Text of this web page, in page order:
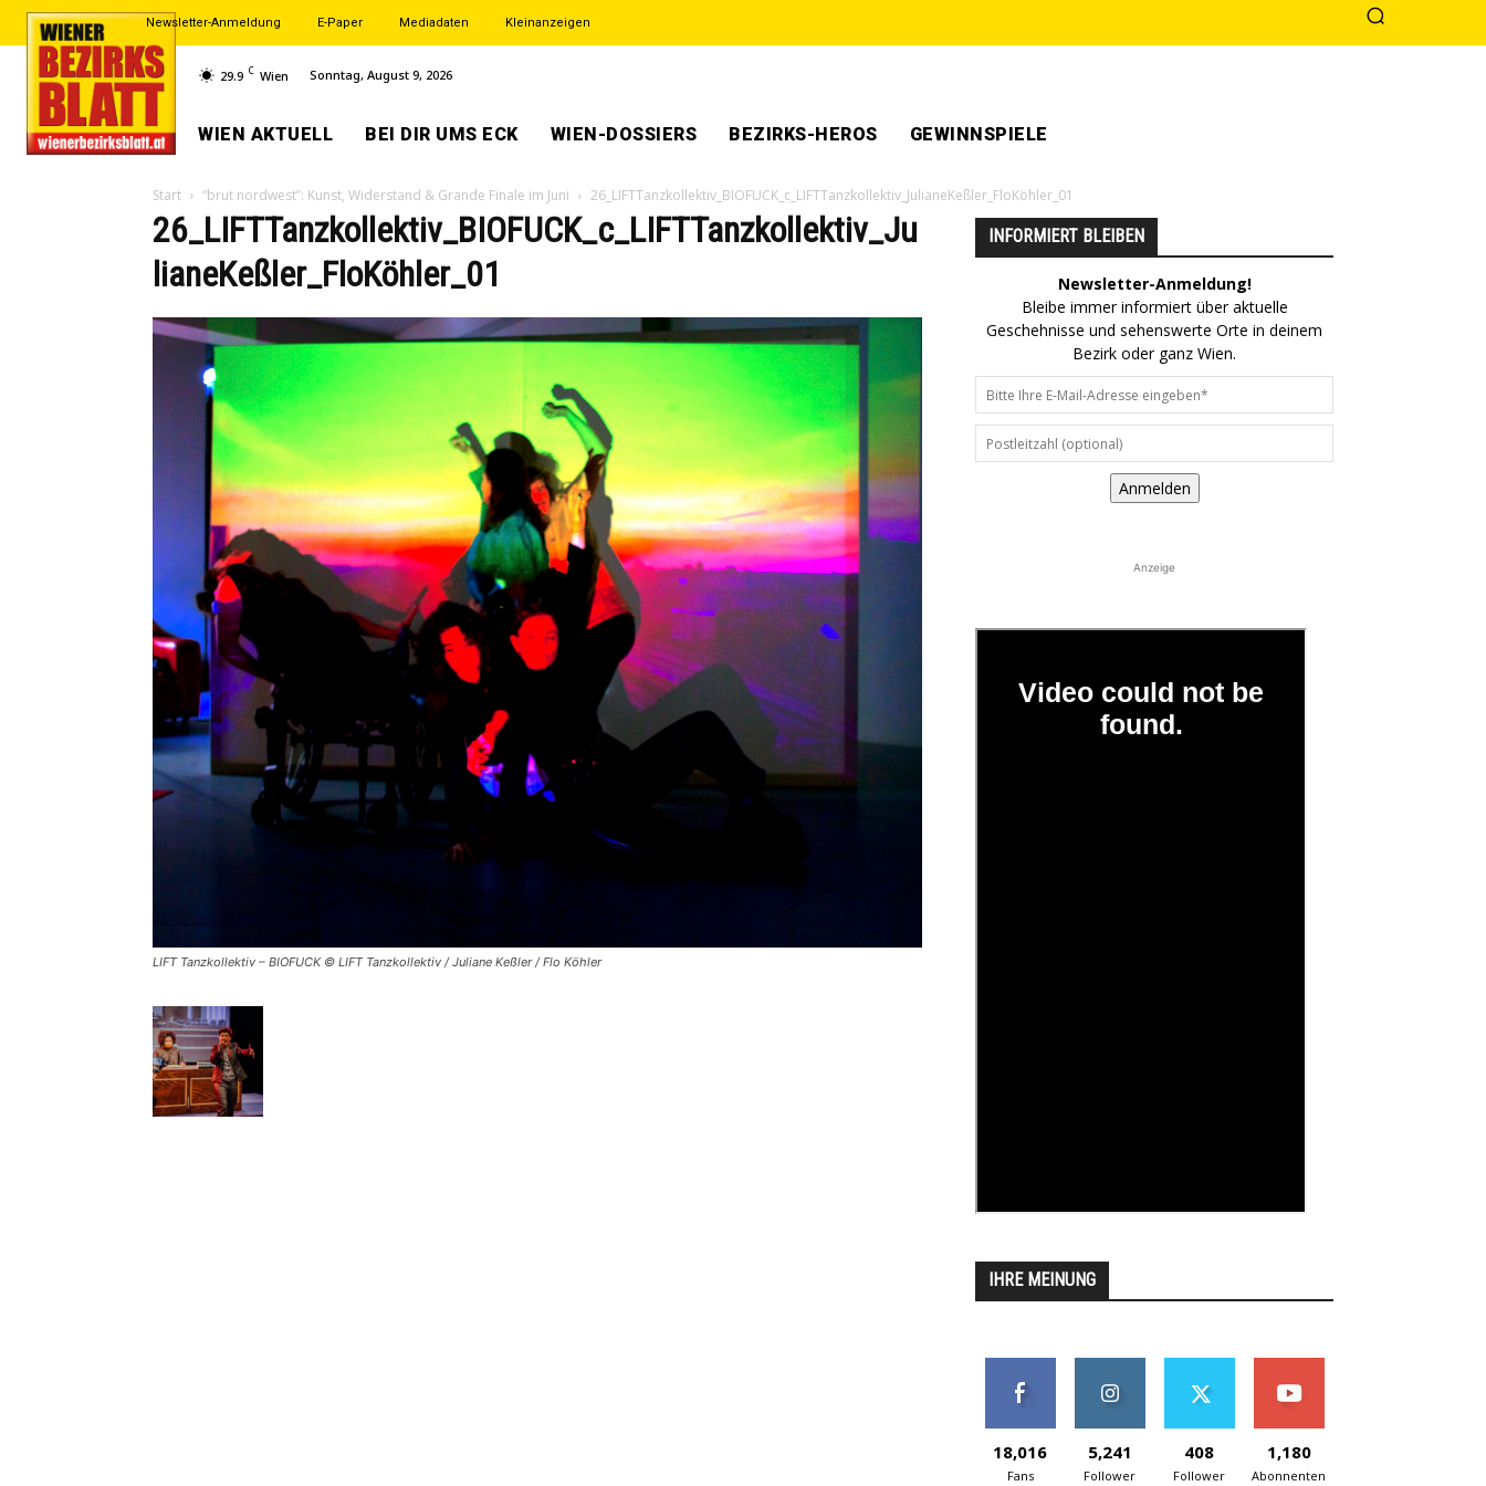
Newsletter-Anmeldung E-Paper Mediadaten Kleinanzeigen
29.9 C Wien Sonntag, August 9, 2026
WIEN AKTUELL BEI DIR UMS ECK WIEN-DOSSIERS BEZIRKS-HEROS GEWINNSPIELE
Start “brut nordwest”: Kunst, Widerstand & Grande Finale im Juni 26_LIFTTanzkollektiv_BIOFUCK_c_LIFTTanzkollektiv_JulianeKeßler_FloKöhler_01
26_LIFTTanzkollektiv_BIOFUCK_c_LIFTTanzkollektiv_Ju
lianeKeßler_FloKöhler_01
LIFT Tanzkollektiv – BIOFUCK © LIFT Tanzkollektiv / Juliane Keßler / Flo Köhler
INFORMIERT BLEIBEN
Newsletter-Anmeldung!
Bleibe immer informiert über aktuelle
Geschehnisse und sehenswerte Orte in deinem
Bezirk oder ganz Wien.
Anmelden
Anzeige
IHRE MEINUNG
18,016
Fans
5,241
Follower
408
Follower
1,180
Abonnenten